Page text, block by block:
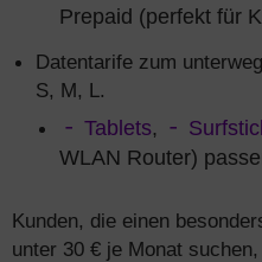
Prepaid (perfekt für
Datentarife zum
S, M, L.
Tablets,
WLAN Router)
Kunden, die einen
unter 30 € je Monat